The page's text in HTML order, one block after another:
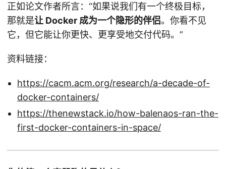
正如论文作者所言：“如果说我们有一个终极目标，
那就是让 Docker 成为一个隐形的伴侣。你看不见
它，但它能让你更快、更享受地交付代码。”
资料链接：
https://cacm.acm.org/research/a-decade-of-
docker-containers/
https://thenewstack.io/how-balenaos-ran-the-
first-docker-containers-in-space/